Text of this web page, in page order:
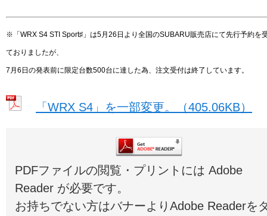
※「WRX S4 STI Sport♯」は5月26日より全国のSUBARU販売店にて先行予約を
ておりましたが、
7月6日の発表前に限定台数500台に達した為、注文受付は終了しています。
「WRX S4」を一部変更。（405.06KB）
PDFファイルの閲覧・プリントには Adobe
Reader が必要です。
お持ちでない方はバナーよりAdobe Readerを